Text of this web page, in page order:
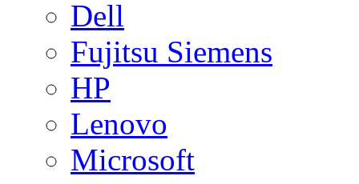
Dell
Fujitsu Siemens
HP
Lenovo
Microsoft